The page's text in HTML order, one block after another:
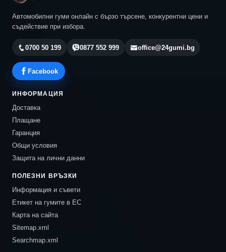
Автомобилни гуми онлайн с бързо търсене, конкурентни цени и
съдействие при избора.
0700 50 199 0877 552 999 office@24gumi.bg
Facebook
ИНФОРМАЦИЯ
Доставка
Плащане
Гаранция
Общи условия
Защита на лични данни
ПОЛЕЗНИ ВРЪЗКИ
Информация и съвети
Етикет на гумите в ЕС
Карта на сайта
Sitemap.xml
Searchmap.xml